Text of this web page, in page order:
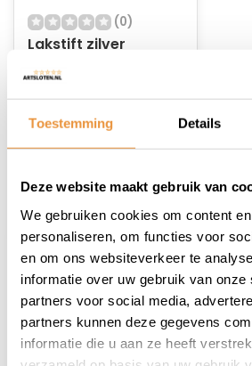
Toestemming Details
Deze website maakt gebruik van
We gebruiken cookies om content
personaliseren, om functies voor
en om ons websiteverkeer te
informatie over uw gebruik van onze
partners voor social media,
partners kunnen deze gegevens
informatie die u aan ze heeft
(0)
Lakstift zilver
Op voorraad
1